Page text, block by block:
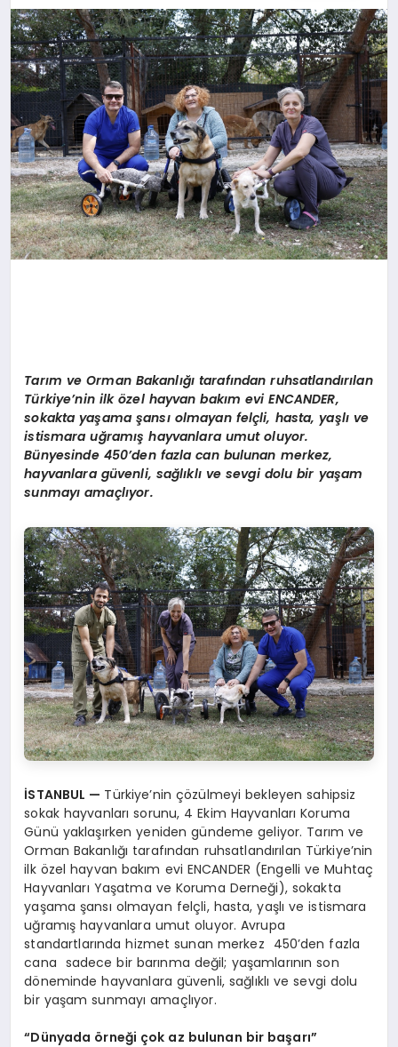
Tarım ve Orman Bakanlığı tarafından ruhsatlandırılan
Türkiye’nin ilk özel hayvan bakım evi ENCANDER,
sokakta yaşama şansı olmayan felçli, hasta, yaşlı ve
istismara uğramış hayvanlara umut oluyor.
Bünyesinde 450’den fazla can bulunan merkez,
hayvanlara güvenli, sağlıklı ve sevgi dolu bir yaşam
sunmayı amaçlıyor.
İSTANBUL — Türkiye’nin çözülmeyi bekleyen sahipsiz
sokak hayvanları sorunu, 4 Ekim Hayvanları Koruma
Günü yaklaşırken yeniden gündeme geliyor. Tarım ve
Orman Bakanlığı tarafından ruhsatlandırılan Türkiye’nin
ilk özel hayvan bakım evi ENCANDER (Engelli ve Muhtaç
Hayvanları Yaşatma ve Koruma Derneği), sokakta
yaşama şansı olmayan felçli, hasta, yaşlı ve istismara
uğramış hayvanlara umut oluyor. Avrupa
standartlarında hizmet sunan merkez 450’den fazla
cana sadece bir barınma değil; yaşamlarının son
döneminde hayvanlara güvenli, sağlıklı ve sevgi dolu
bir yaşam sunmayı amaçlıyor.
“Dünyada örneği çok az bulunan bir başarı”